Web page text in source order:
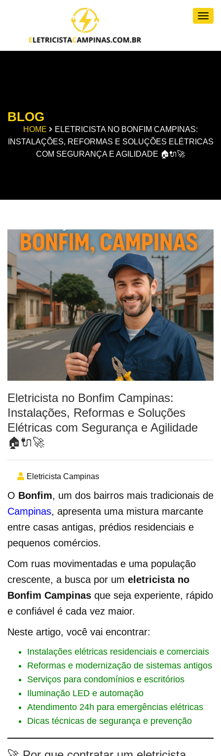
BLOG
HOME
ELETRICISTA NO BONFIM CAMPINAS:
INSTALAÇÕES, REFORMAS E SOLUÇÕES ELÉTRICAS
COM SEGURANÇA E AGILIDADE 🏠🔌🚀
Eletricista no Bonfim Campinas:
Instalações, Reformas e Soluções
Elétricas com Segurança e Agilidade
🏠🔌🚀
Eletricista Campinas
O Bonfim, um dos bairros mais tradicionais de
Campinas, apresenta uma mistura marcante
entre casas antigas, prédios residenciais e
pequenos comércios.
Com ruas movimentadas e uma população
crescente, a busca por um eletricista no
Bonfim Campinas que seja experiente, rápido
e confiável é cada vez maior.
Neste artigo, você vai encontrar:
Instalações elétricas residenciais e comerciais
Reformas e modernização de sistemas antigos
Serviços para condomínios e escritórios
Iluminação LED e automação
Atendimento 24h para emergências elétricas
Dicas técnicas de segurança e prevenção